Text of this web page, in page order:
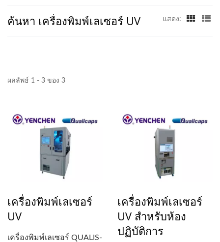
ค้นหา เครื่องพิมพ์เลเซอร์ UV แสดง:
ผลลัพธ์ 1 - 3 ของ 3
เครื่องพิมพ์เลเซอร์
UV
เครื่องพิมพ์เลเซอร์ QUALIS-
เครื่องพิมพ์เลเซอร์
UV สำหรับห้อง
ปฏิบัติการ